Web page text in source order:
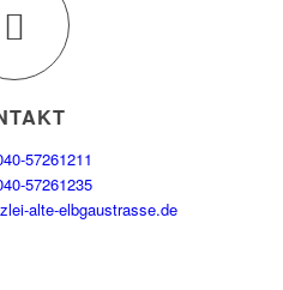
57261211
57261235
alte-elbgaustrasse.de